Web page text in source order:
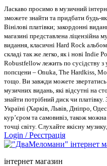
Ласкаво просимо в музичний
зможете знайти та придбати будь-
Вінілові платівки; закордонні
магазині представлена ліцензійна
видання, класичні Hard Rock
складі так же легко, як і нові Indie
Robustfellow лежить по сусідству з
попсцени – Onuka, The Hardkiss,
тощо. Ви завжди можете
музичних видань, які відсутні на
знайти потрібний диск чи
Україні (Харків, Львів, Дніпро,
кур’єром та самовивіз, також
точці світу. Слухайте якісну
Login /Реєстрація
інтернет магазин